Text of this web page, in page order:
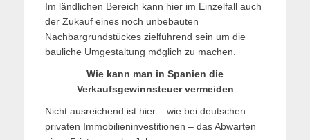
Im ländlichen Bereich kann hier im Einzelfall auch
der Zukauf eines noch unbebauten
Nachbargrundstückes zielführend sein um die
bauliche Umgestaltung möglich zu machen.
Wie kann man in Spanien die
Verkaufsgewinnsteuer vermeiden
Nicht ausreichend ist hier – wie bei deutschen
privaten Immobilieninvestitionen – das Abwarten